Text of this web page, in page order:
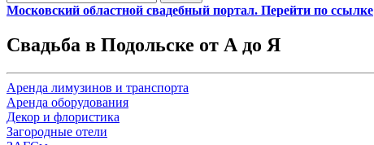
Московский областной свадебный портал. Перейти по ссылке
Свадьба в Подольске от А до Я
Аренда лимузинов и транспорта
Аренда оборудования
Декор и флористика
Загородные отели